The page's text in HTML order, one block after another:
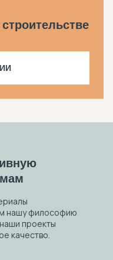
нашу философию
проекты
качество.